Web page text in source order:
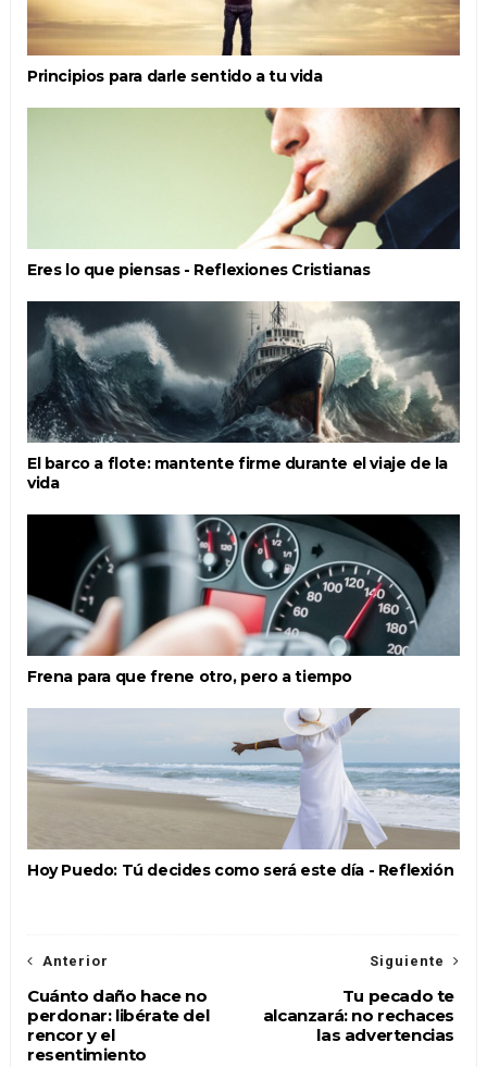
Principios para darle sentido a tu vida
Eres lo que piensas - Reflexiones Cristianas
El barco a flote: mantente firme durante el viaje de la
vida
Frena para que frene otro, pero a tiempo
Hoy Puedo: Tú decides como será este día - Reflexión
Siguiente
Tu pecado te
alcanzará: no rechaces
las advertencias
Anterior
Cuánto daño hace no
perdonar: libérate del
rencor y el
resentimiento